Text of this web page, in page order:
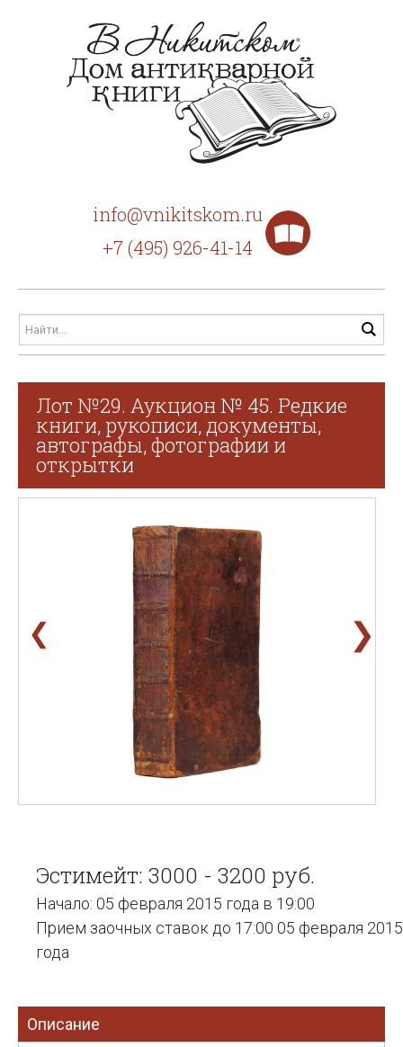
info@vnikitskom.ru
+7 (495) 926-41-14
Лот №29. Аукцион № 45. Редкие
книги, рукописи, документы,
автографы, фотографии и
открытки
❮ ❯
Эстимейт: 3000 - 3200 руб.
Начало: 05 февраля 2015 года в 19:00
Прием заочных ставок до 17:00 05 февраля 2015
года
Описание